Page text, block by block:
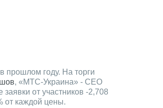
прошлом году. На торги
, «МТС-Украина» - СЕО
от участников -2,708
от каждой цены.